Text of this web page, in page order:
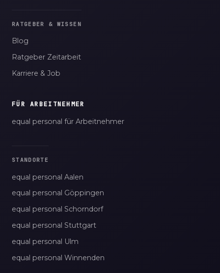
RATGEBER & WISSEN
Blog
Ratgeber Zeitarbeit
Karriere & Job
FÜR ARBEITNEHMER
equal personal für Arbeitnehmer
STANDORTE
equal personal Aalen
equal personal Göppingen
equal personal Schorndorf
equal personal Stuttgart
equal personal Ulm
equal personal Winnenden